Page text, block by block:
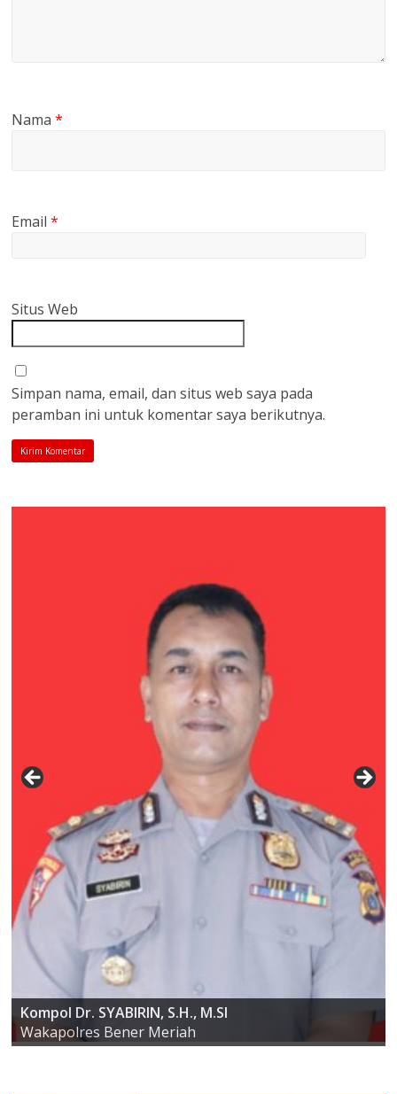
Nama*
Email*
Situs Web
Simpan nama, email, dan situs web saya pada
peramban ini untuk komentar saya berikutnya.
AKBP ARIS CAI DWI SUSANTO S.I.K., M.I.K
Kapolres Bener Meriah
Kompol Dr. SYABIRIN, S.H., M.SI
Wakapolres Bener Meriah